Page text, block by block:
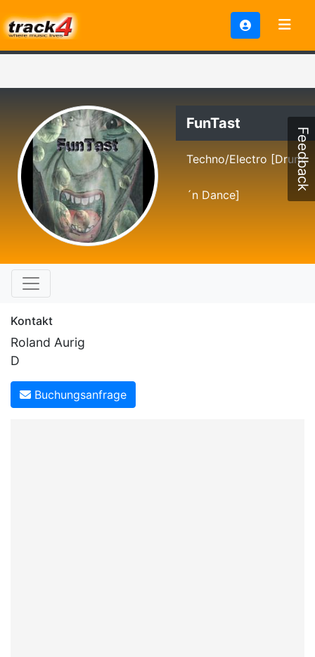
FunTast
Techno/Electro [Drum
´n Dance]
Kontakt
Roland Aurig
D
Buchungsanfrage
Feedback